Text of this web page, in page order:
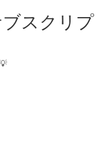
スクリプ